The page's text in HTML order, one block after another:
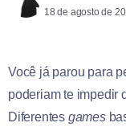
18 de agosto de
Você já parou para
poderiam te impedir
Diferentes games